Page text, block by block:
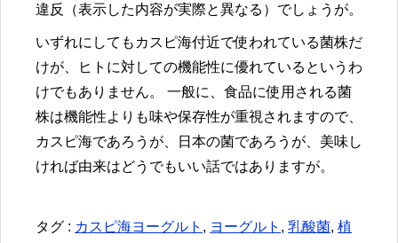
違反（表示した内容が実際と異なる）でしょうが。
いずれにしてもカスピ海付近で使われている菌株だ
けが、ヒトに対しての機能性に優れているというわ
けでもありません。 一般に、食品に使用される菌
株は機能性よりも味や保存性が重視されますので、
カスピ海であろうが、日本の菌であろうが、美味し
ければ由来はどうでもいい話ではありますが。
タグ : カスピ海ヨーグルト , ヨーグルト , 乳酸菌, 植